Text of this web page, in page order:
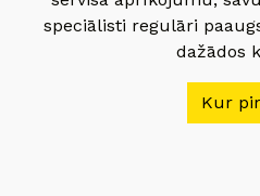
speciālisti regulāri
dažādos
Kur